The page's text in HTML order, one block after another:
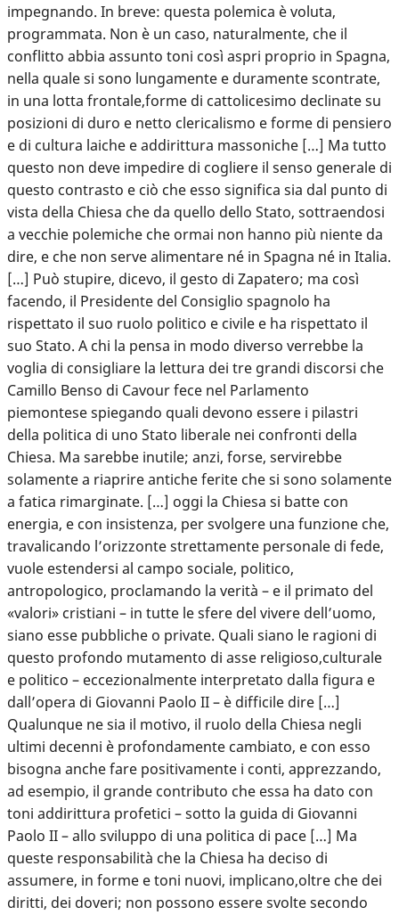
impegnando. In breve: questa polemica è voluta,
programmata. Non è un caso, naturalmente, che il
conflitto abbia assunto toni così aspri proprio in Spagna,
nella quale si sono lungamente e duramente scontrate,
in una lotta frontale,forme di cattolicesimo declinate su
posizioni di duro e netto clericalismo e forme di pensiero
e di cultura laiche e addirittura massoniche […] Ma tutto
questo non deve impedire di cogliere il senso generale di
questo contrasto e ciò che esso significa sia dal punto di
vista della Chiesa che da quello dello Stato, sottraendosi
a vecchie polemiche che ormai non hanno più niente da
dire, e che non serve alimentare né in Spagna né in Italia.
[…] Può stupire, dicevo, il gesto di Zapatero; ma così
facendo, il Presidente del Consiglio spagnolo ha
rispettato il suo ruolo politico e civile e ha rispettato il
suo Stato. A chi la pensa in modo diverso verrebbe la
voglia di consigliare la lettura dei tre grandi discorsi che
Camillo Benso di Cavour fece nel Parlamento
piemontese spiegando quali devono essere i pilastri
della politica di uno Stato liberale nei confronti della
Chiesa. Ma sarebbe inutile; anzi, forse, servirebbe
solamente a riaprire antiche ferite che si sono solamente
a fatica rimarginate. […] oggi la Chiesa si batte con
energia, e con insistenza, per svolgere una funzione che,
travalicando l’orizzonte strettamente personale di fede,
vuole estendersi al campo sociale, politico,
antropologico, proclamando la verità – e il primato del
«valori» cristiani – in tutte le sfere del vivere dell’uomo,
siano esse pubbliche o private. Quali siano le ragioni di
questo profondo mutamento di asse religioso,culturale
e politico – eccezionalmente interpretato dalla figura e
dall’opera di Giovanni Paolo II – è difficile dire […]
Qualunque ne sia il motivo, il ruolo della Chiesa negli
ultimi decenni è profondamente cambiato, e con esso
bisogna anche fare positivamente i conti, apprezzando,
ad esempio, il grande contributo che essa ha dato con
toni addirittura profetici – sotto la guida di Giovanni
Paolo II – allo sviluppo di una politica di pace […] Ma
queste responsabilità che la Chiesa ha deciso di
assumere, in forme e toni nuovi, implicano,oltre che dei
diritti, dei doveri; non possono essere svolte secondo